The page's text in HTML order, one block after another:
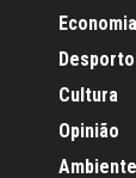
Economia
Desporto
Cultura
Opinião
Ambiente